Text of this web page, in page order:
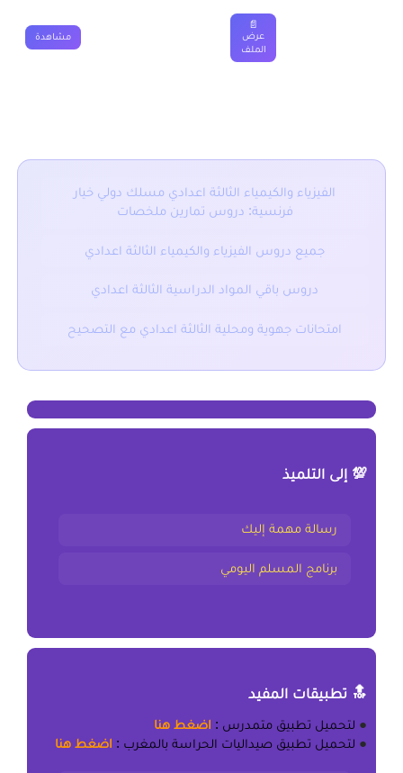
📄
عرض
الملف
مشاهدة
الفيزياء والكيمياء الثالثة اعدادي مسلك دولي خيار
فرنسية: دروس تمارين ملخصات
جميع دروس الفيزياء والكيمياء الثالثة اعدادي
دروس باقي المواد الدراسية الثالثة اعدادي
امتحانات جهوية ومحلية الثالثة اعدادي مع التصحيح
💯 إلى التلميذ
رسالة مهمة إليك
برنامج المسلم اليومي
🔝 تطبيقات المفيد
●لتحميل تطبيق متمدرس: اضغط هنا
●لتحميل تطبيق صيداليات الحراسة بالمغرب: اضغط هنا